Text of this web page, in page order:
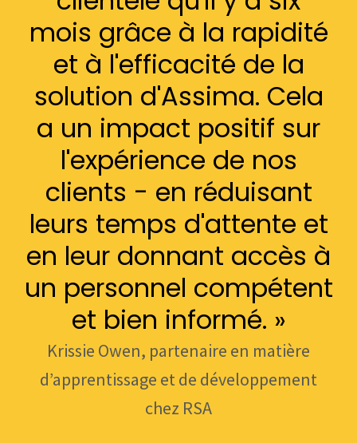
mois grâce à la rapidité
et à l'efficacité de la
solution d'Assima. Cela
a un impact positif sur
l'expérience de nos
clients - en réduisant
leurs temps d'attente et
en leur donnant accès à
un personnel compétent
et bien informé. »
Krissie Owen, partenaire en matière
d’apprentissage et de développement
chez RSA